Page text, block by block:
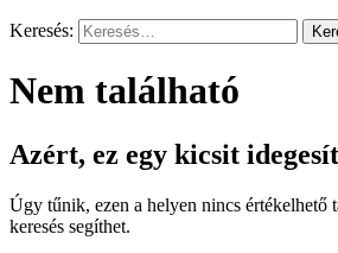
Keresés:
Nem található
Azért, ez egy kicsit
Úgy tűnik, ezen a helyen nincs értékelhető
keresés segíthet.